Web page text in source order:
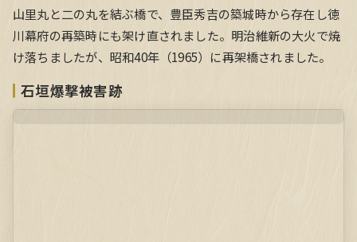
山里丸と二の丸を結ぶ橋で、豊臣秀吉の築城時から存在し徳
川幕府の再築時にも架け直されました。明治維新の大火で焼
け落ちましたが、昭和40年（1965）に再架橋されました。
石垣爆撃被害跡